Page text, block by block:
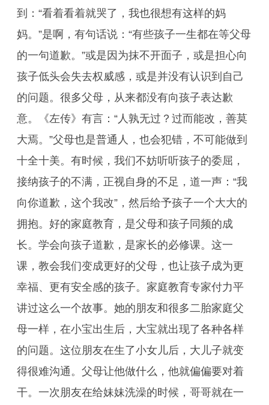
到：“看着看着就哭了，我也很想有这样的妈
妈。”是啊，有句话说：“有些孩子一生都在等父母
的一句道歉。”或是因为抹不开面子，或是担心向
孩子低头会失去权威感，或是并没有认识到自己
的问题。很多父母，从来都没有向孩子表达歉
意。《左传》有言：“人孰无过？过而能改，善莫
大焉。”父母也是普通人，也会犯错，不可能做到
十全十美。有时候，我们不妨听听孩子的委屈，
接纳孩子的不满，正视自身的不足，道一声：“我
向你道歉，这个我改”，然后给予孩子一个大大的
拥抱。好的家庭教育，是父母和孩子同频的成
长。学会向孩子道歉，是家长的必修课。这一
课，教会我们变成更好的父母，也让孩子成为更
幸福、更有安全感的孩子。家庭教育专家付力平
讲过这么一个故事。她的朋友和很多二胎家庭父
母一样，在小宝出生后，大宝就出现了各种各样
的问题。这位朋友在生了小女儿后，大儿子就变
得很难沟通。父母让他做什么，他就偏偏要对着
干。一次朋友在给妹妹洗澡的时候，哥哥就在一